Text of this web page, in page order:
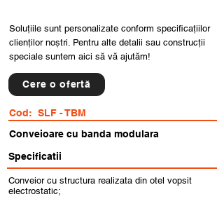
Soluțiile sunt personalizate conform specificațiilor
clienților noștri. Pentru alte detalii sau construcții
speciale suntem aici să vă ajutăm!
Cere o ofertă
Cod: SLF - TBM
Conveioare cu banda modulara
Specificatii
Conveior cu structura realizata din otel vopsit
electrostatic;